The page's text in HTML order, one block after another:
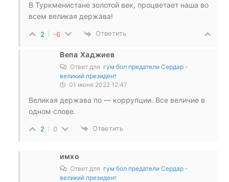
В Туркменистане золотой век, процветает наша во
всем великая держава!
2 -6 Ответить
Вепа Хаджиев
Ответ для гум бол предатели Сердар -
великий президент
01 июня 2022 12:47
Великая держава по — коррупции. Все величие в
одном слове.
2 0 Ответить
имхо
Ответ для гум бол предатели Сердар -
великий президент